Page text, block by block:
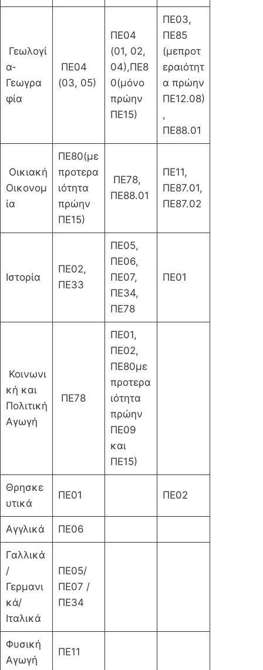
Γεωλογί
α-
Γεωγρα
φία
ΠΕ04
(03, 05)
ΠΕ04
(01, 02,
04),ΠΕ8
0(μόνο
πρώην
ΠΕ15)
ΠΕ03,
ΠΕ85
(μεπροτ
εραιότητ
α πρώην
ΠΕ12.08)
,
ΠΕ88.01
Οικιακή
Οικονομ
ία
ΠΕ80(με
προτερα
ιότητα
πρώην
ΠΕ15)
ΠΕ78,
ΠΕ88.01
ΠΕ11,
ΠΕ87.01,
ΠΕ87.02
Ιστορία
ΠΕ02,
ΠΕ33
ΠΕ05,
ΠΕ06,
ΠΕ07,
ΠΕ34,
ΠΕ78
ΠΕ01
Κοινωνι
κή και
Πολιτική
Αγωγή
ΠΕ78
ΠΕ01,
ΠΕ02,
ΠΕ80με
προτερα
ιότητα
πρώην
ΠΕ09
και
ΠΕ15)
Θρησκε
υτικά
ΠΕ01 ΠΕ02
Αγγλικά ΠΕ06
Γαλλικά
/
Γερμανι
κά/
Ιταλικά
ΠΕ05/
ΠΕ07 /
ΠΕ34
Φυσική
Αγωγή
ΠΕ11